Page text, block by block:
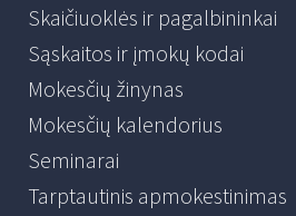
Skaičiuoklės ir pagalbininkai
Sąskaitos ir įmokų kodai
Mokesčių žinynas
Mokesčių kalendorius
Seminarai
Tarptautinis apmokestinimas